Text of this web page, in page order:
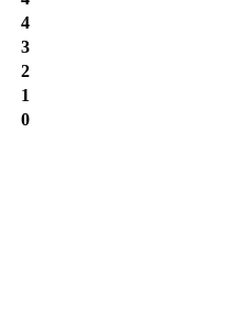
4
3
2
1
0